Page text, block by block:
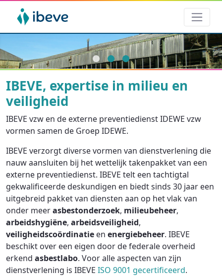
1 2 3
IBEVE, expertise in milieu en
veiligheid
IBEVE vzw en de externe preventiedienst IDEWE vzw
vormen samen de Groep IDEWE.
IBEVE verzorgt diverse vormen van dienstverlening die
nauw aansluiten bij het wettelijk takenpakket van een
externe preventiedienst. IBEVE telt een tachtigtal
gekwalificeerde deskundigen en biedt sinds 30 jaar een
uitgebreid pakket van diensten aan op het vlak van
onder meerasbestonderzoek, milieubeheer,
arbeidshygiëne, arbeidsveiligheid,
veiligheidscoördinatie en energiebeheer. IBEVE
beschikt over een eigen door de federale overheid
erkend asbestlabo. Voor alle aspecten van zijn
dienstverlening is IBEVE ISO 9001 gecertificeerd.